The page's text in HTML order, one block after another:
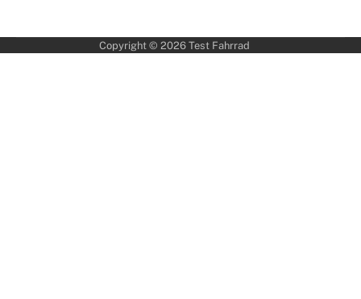
Copyright © 2026 Test Fahrrad